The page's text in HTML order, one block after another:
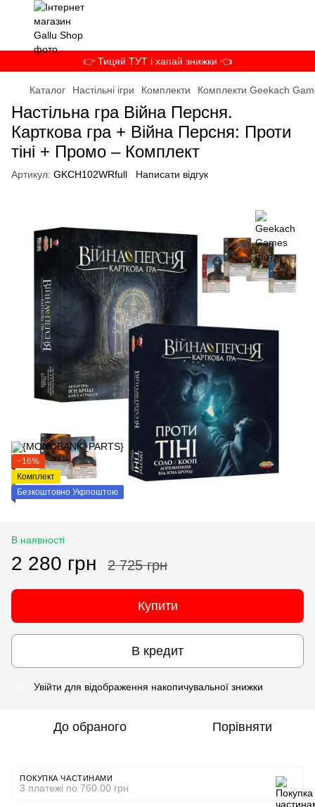
👉 Тицяй ТУТ і хапай знижки 👈
Каталог Настільні ігри Комплекти Комплекти Geekach
Настільна гра Війна Персня.
Карткова гра + Війна Персня: Проти
тіні + Промо – Комплект
Артикул: GKCH102WRfull Написати відгук
−16%
Комплект
Безкоштовно Укрпоштою
В наявності
2 280 грн 2 725 грн
Купити
В кредит
Увійти для відображення накопичувальної знижки
До обраного Порівняти
ПОКУПКА ЧАСТИНАМИ
3 платежі по 760.00 грн